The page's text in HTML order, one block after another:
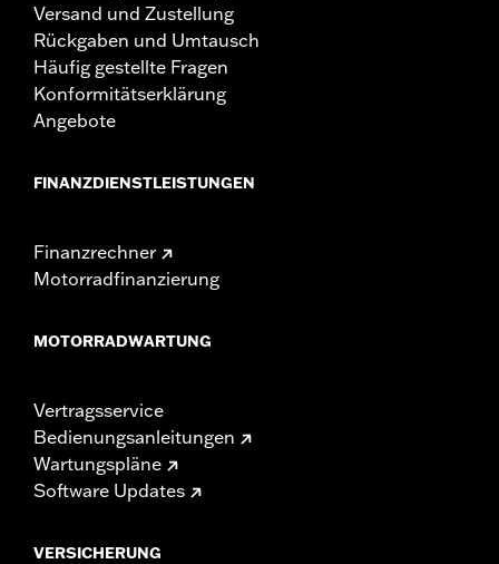
Versand und Zustellung
Rückgaben und Umtausch
Häufig gestellte Fragen
Konformitätserklärung
Angebote
FINANZDIENSTLEISTUNGEN
Finanzrechner
Motorradfinanzierung
MOTORRADWARTUNG
Vertragsservice
Bedienungsanleitungen
Wartungspläne
Software Updates
VERSICHERUNG